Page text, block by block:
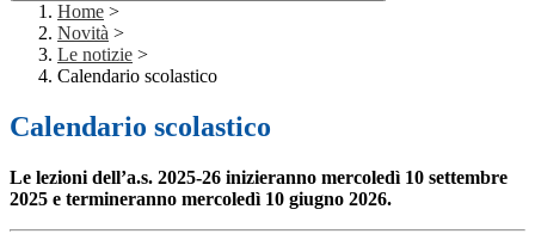
Home >
Novità >
Le notizie >
Calendario scolastico
Calendario scolastico
Le lezioni dell’a.s. 2025-26 inizieranno mercoledì 10 settembre
2025 e termineranno mercoledì 10 giugno 2026.